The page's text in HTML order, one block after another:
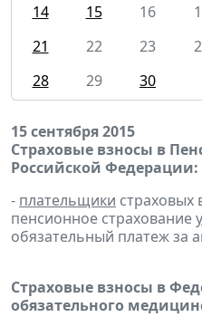
14
15 16
21
22 23
28
29 30
15 сентября 2015
Страховые взносы в
Российской Федерации:
- плательщики страховых
пенсионное страхование
обязательный платеж за
Страховые взносы в
обязательного